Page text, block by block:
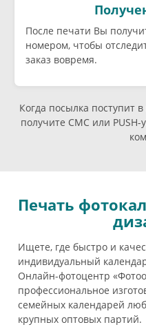
После печати Вы
номером, чтобы
заказ вовремя.
Когда посылка поступит
получите СМС или PUSH-
Печать
Ищете, где быстро и
индивидуальный
Онлайн-фотоцентр
профессиональное
семейных календарей
крупных оптовых партий.